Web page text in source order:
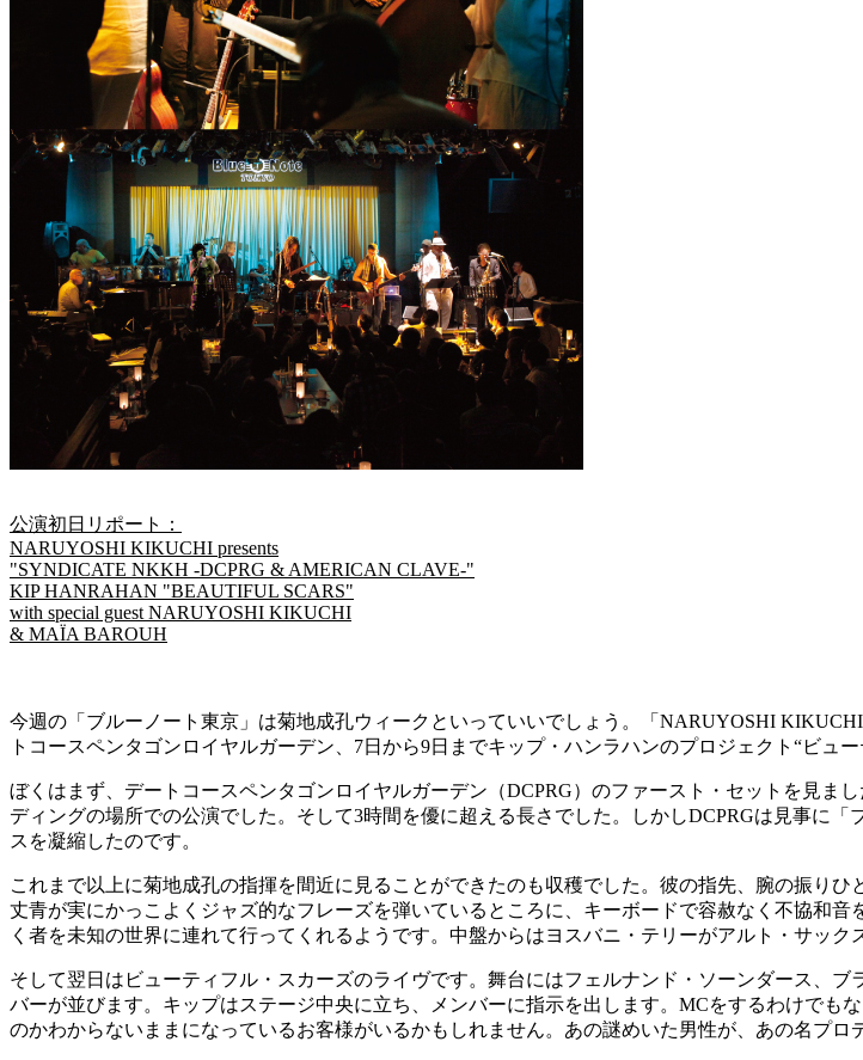
公演初日リポート：
NARUYOSHI KIKUCHI presents
"SYNDICATE NKKH -DCPRG & AMERICAN CLAVE-"
KIP HANRAHAN "BEAUTIFUL SCARS"
with special guest NARUYOSHI KIKUCHI
& MAÏA BAROUH
今週の「ブルーノート東京」は菊地成孔ウィークといっていいでしょう。「NARUYOSHI
トコースペンタゴンロイヤルガーデン、7日から9日までキップ・ハンラハンのプロジェクト“ビュ
ぼくはまず、デートコースペンタゴンロイヤルガーデン（DCPRG）のファースト・セットを見ま
ディングの場所での公演でした。そして3時間を優に超える長さでした。しかしDCPRGは見事に
スを凝縮したのです。
これまで以上に菊地成孔の指揮を間近に見ることができたのも収穫でした。彼の指先、腕の振り
丈青が実にかっこよくジャズ的なフレーズを弾いているところに、キーボードで容赦なく不協和
く者を未知の世界に連れて行ってくれるようです。中盤からはヨスバニ・テリーがアルト・サック
そして翌日はビューティフル・スカーズのライヴです。舞台にはフェルナンド・ソーンダース、
バーが並びます。キップはステージ中央に立ち、メンバーに指示を出します。MCをするわけで
のかわからないままになっているお客様がいるかもしれません。あの謎めいた男性が、あの名プロ